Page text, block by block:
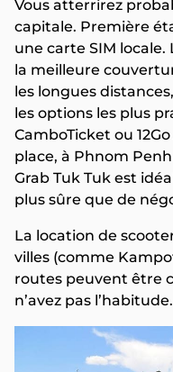
Vous atterrirez
capitale. Première
une carte SIM locale.
la meilleure
les longues
les options les plus
CamboTicket ou
place, à Phnom
Grab Tuk Tuk est
plus sûre que de
La location de
villes (comme
routes peuvent être
n’avez pas l’habitude.